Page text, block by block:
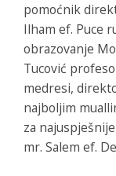
pomoćnik
Ilham ef. Puce
obrazovanje
Tucović
medresi,
najboljim
za
mr. Salem ef.